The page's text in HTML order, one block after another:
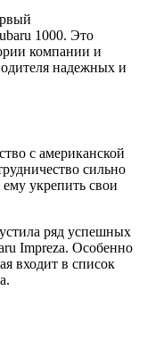
1000. Это
компании и
надежных и
с американской
сильно
укрепить свои
ряд успешных
Impreza. Особенно
входит в список